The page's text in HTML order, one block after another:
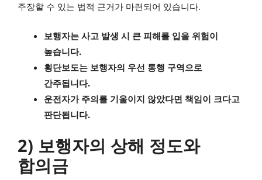
주장할 수 있는 법적 근거가 마련되어 있습니다.
보행자는 사고 발생 시 큰 피해를 입을 위험이
높습니다.
횡단보도는 보행자의 우선 통행 구역으로
간주됩니다.
운전자가 주의를 기울이지 않았다면 책임이 크다고
판단됩니다.
2) 보행자의 상해 정도와
합의금